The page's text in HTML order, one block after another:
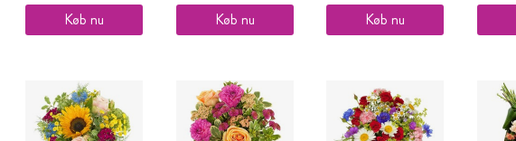
Køb nu
Køb nu
Køb nu